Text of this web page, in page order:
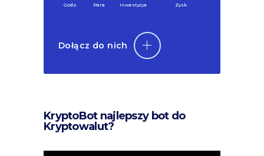
Godz. Para Inwestycja Zysk
Dołącz do nich
KryptoBot najlepszy bot do
Kryptowalut?